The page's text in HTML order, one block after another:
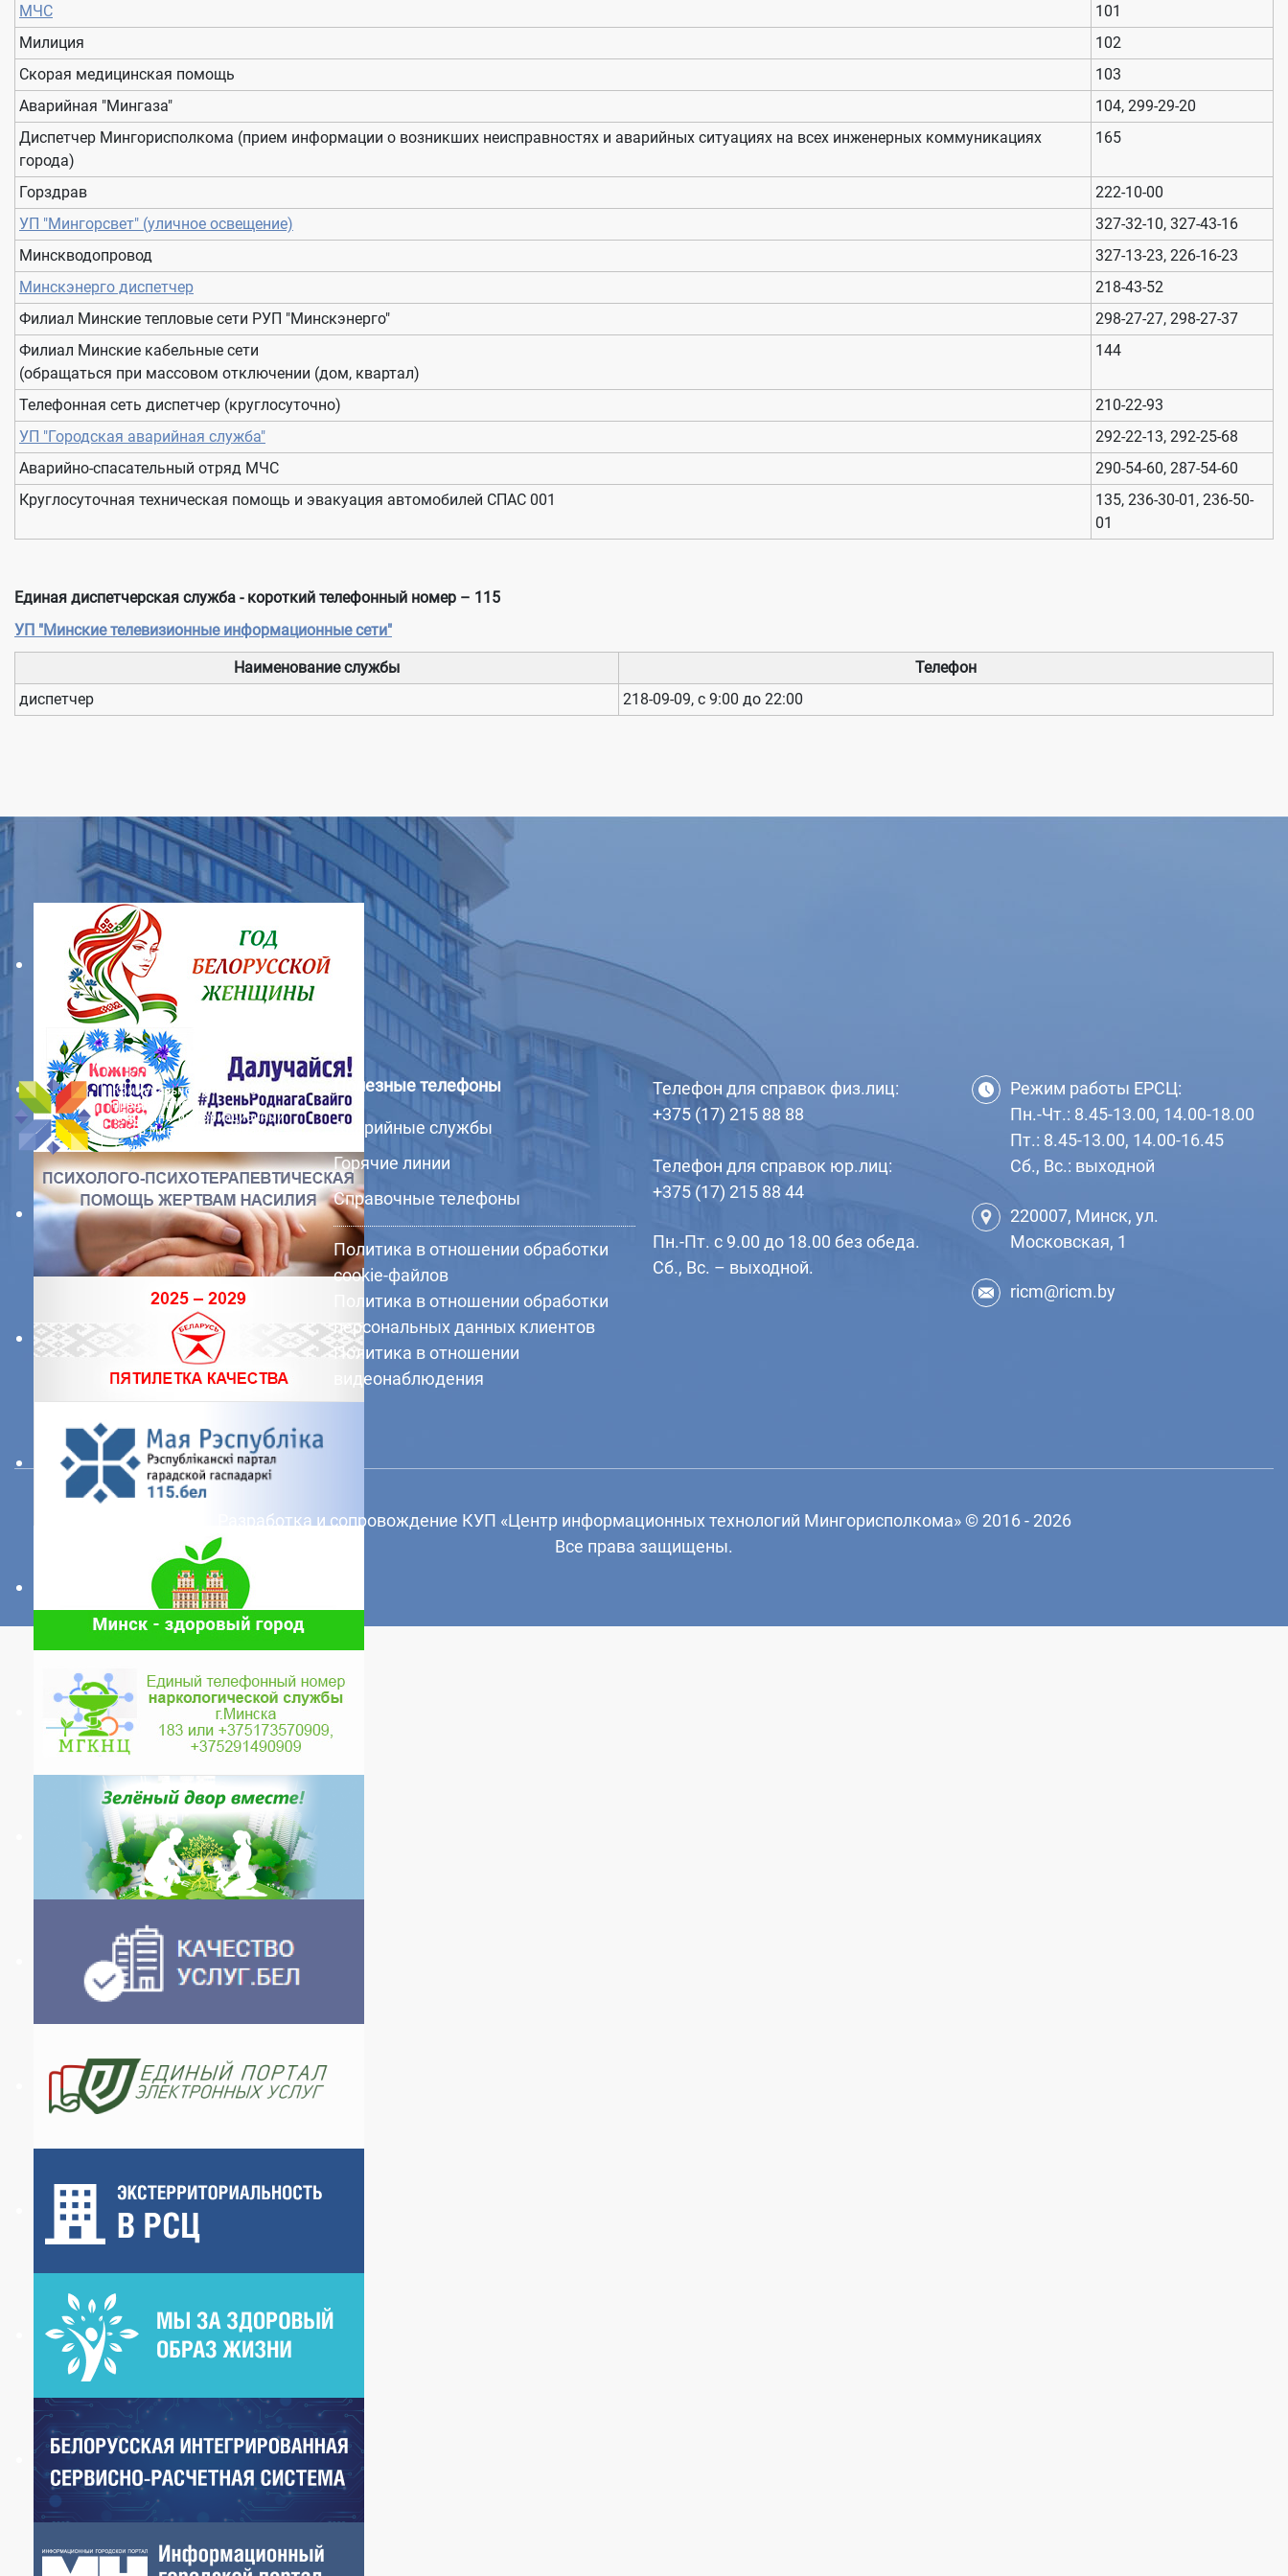
МЧС
101
Милиция
102
Скорая медицинская помощь
103
Аварийная "Мингаза"
104, 299-29-20
Диспетчер Мингорисполкома (прием информации о возникших неисправностях и аварийных ситуациях на всех инженерных коммуникациях
города)
165
Горздрав
222-10-00
УП "Мингорсвет" (уличное освещение)
327-32-10, 327-43-16
Минскводопровод
327-13-23, 226-16-23
Минскэнерго диспетчер
218-43-52
Филиал Минские тепловые сети РУП "Минскэнерго"
298-27-27, 298-27-37
Филиал Минские кабельные сети
(обращаться при массовом отключении (дом, квартал)
144
Телефонная сеть диспетчер (круглосуточно)
210-22-93
УП "Городская аварийная служба"
292-22-13, 292-25-68
Аварийно-спасательный отряд МЧС
290-54-60, 287-54-60
Круглосуточная техническая помощь и эвакуация автомобилей СПАС 001
135, 236-30-01, 236-50-
01
Единая диспетчерская служба - короткий телефонный номер – 115
УП "Минские телевизионные информационные сети"
Наименование службы
Телефон
диспетчер
218-09-09, с 9:00 до 22:00
Полезные телефоны
Аварийные службы
Горячие линии
Справочные телефоны
Политика в отношении обработки
cookie-файлов
Политика в отношении обработки
персональных данных клиентов
Политика в отношении
видеонаблюдения
Телефон для справок физ.лиц:
+375 (17) 215 88 88
Телефон для справок юр.лиц:
+375 (17) 215 88 44
Пн.-Пт. с 9.00 до 18.00 без обеда.
Сб., Вс. – выходной.
Режим работы ЕРСЦ:
Пн.-Чт.: 8.45-13.00, 14.00-18.00
Пт.: 8.45-13.00, 14.00-16.45
Сб., Вс.: выходной
220007, Минск, ул.
Московская, 1
ricm@ricm.by
Разработка и сопровождение КУП «Центр информационных технологий Мингорисполкома»© 2016 - 2026
Все права защищены.